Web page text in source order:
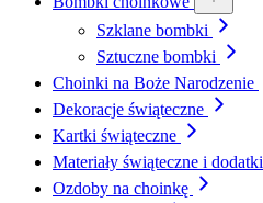
Szklane bombki
Sztuczne bombki
Choinki na Boże Narodzenie
Dekoracje świąteczne
Kartki świąteczne
Materiały świąteczne i dodatki
Ozdoby na choinkę